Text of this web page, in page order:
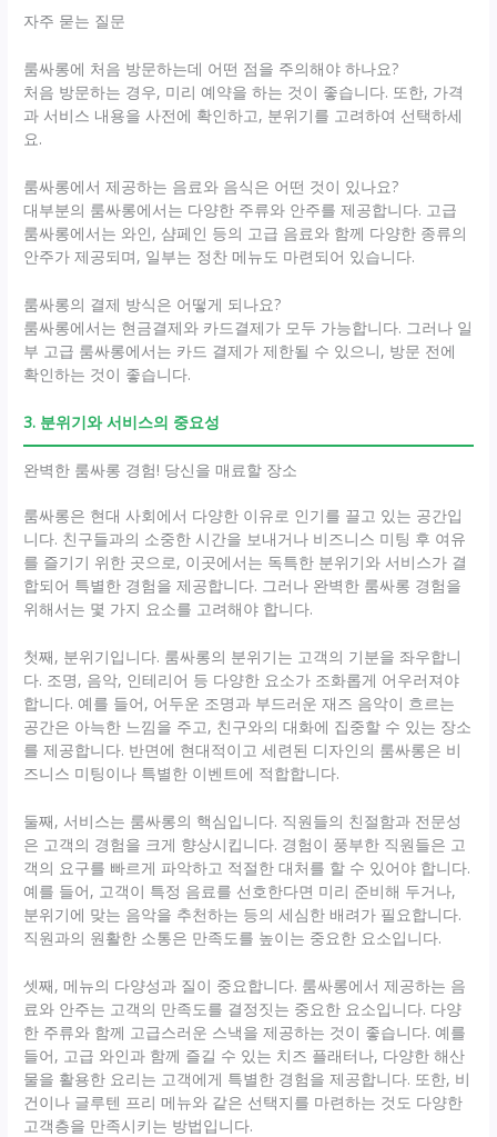
자주 묻는 질문
룸싸롱에 처음 방문하는데 어떤 점을 주의해야 하나요?
처음 방문하는 경우, 미리 예약을 하는 것이 좋습니다. 또한, 가격
과 서비스 내용을 사전에 확인하고, 분위기를 고려하여 선택하세
요.
룸싸롱에서 제공하는 음료와 음식은 어떤 것이 있나요?
대부분의 룸싸롱에서는 다양한 주류와 안주를 제공합니다. 고급
룸싸롱에서는 와인, 샴페인 등의 고급 음료와 함께 다양한 종류의
안주가 제공되며, 일부는 정찬 메뉴도 마련되어 있습니다.
룸싸롱의 결제 방식은 어떻게 되나요?
룸싸롱에서는 현금결제와 카드결제가 모두 가능합니다. 그러나 일
부 고급 룸싸롱에서는 카드 결제가 제한될 수 있으니, 방문 전에
확인하는 것이 좋습니다.
3. 분위기와 서비스의 중요성
완벽한 룸싸롱 경험! 당신을 매료할 장소
룸싸롱은 현대 사회에서 다양한 이유로 인기를 끌고 있는 공간입
니다. 친구들과의 소중한 시간을 보내거나 비즈니스 미팅 후 여유
를 즐기기 위한 곳으로, 이곳에서는 독특한 분위기와 서비스가 결
합되어 특별한 경험을 제공합니다. 그러나 완벽한 룸싸롱 경험을
위해서는 몇 가지 요소를 고려해야 합니다.
첫째, 분위기입니다. 룸싸롱의 분위기는 고객의 기분을 좌우합니
다. 조명, 음악, 인테리어 등 다양한 요소가 조화롭게 어우러져야
합니다. 예를 들어, 어두운 조명과 부드러운 재즈 음악이 흐르는
공간은 아늑한 느낌을 주고, 친구와의 대화에 집중할 수 있는 장소
를 제공합니다. 반면에 현대적이고 세련된 디자인의 룸싸롱은 비
즈니스 미팅이나 특별한 이벤트에 적합합니다.
둘째, 서비스는 룸싸롱의 핵심입니다. 직원들의 친절함과 전문성
은 고객의 경험을 크게 향상시킵니다. 경험이 풍부한 직원들은 고
객의 요구를 빠르게 파악하고 적절한 대처를 할 수 있어야 합니다.
예를 들어, 고객이 특정 음료를 선호한다면 미리 준비해 두거나,
분위기에 맞는 음악을 추천하는 등의 세심한 배려가 필요합니다.
직원과의 원활한 소통은 만족도를 높이는 중요한 요소입니다.
셋째, 메뉴의 다양성과 질이 중요합니다. 룸싸롱에서 제공하는 음
료와 안주는 고객의 만족도를 결정짓는 중요한 요소입니다. 다양
한 주류와 함께 고급스러운 스낵을 제공하는 것이 좋습니다. 예를
들어, 고급 와인과 함께 즐길 수 있는 치즈 플래터나, 다양한 해산
물을 활용한 요리는 고객에게 특별한 경험을 제공합니다. 또한, 비
건이나 글루텐 프리 메뉴와 같은 선택지를 마련하는 것도 다양한
고객층을 만족시키는 방법입니다.